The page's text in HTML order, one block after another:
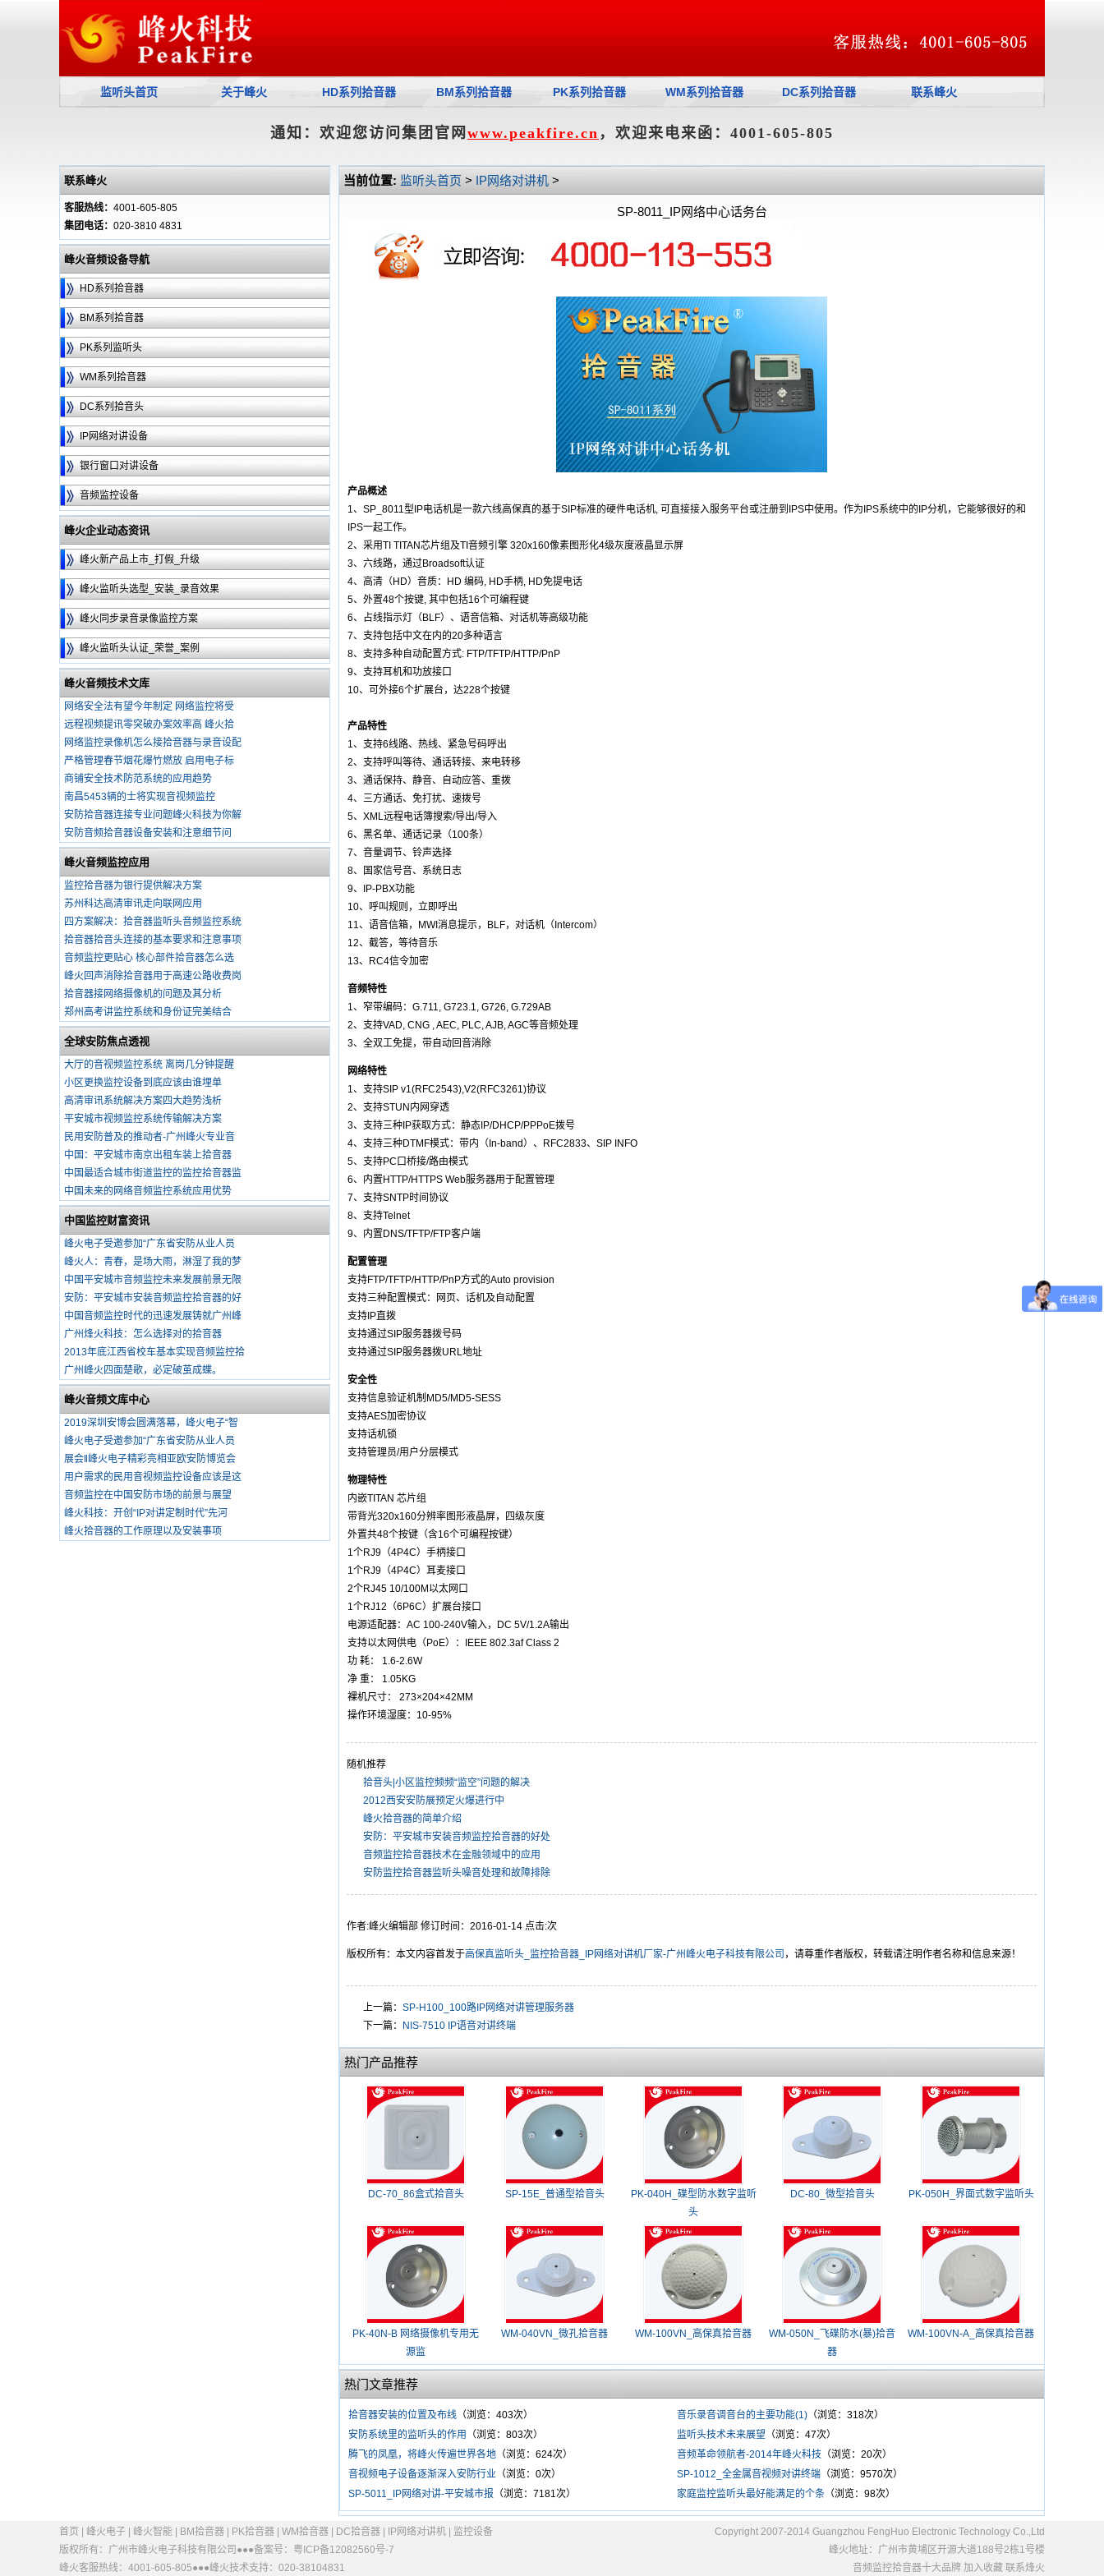
烽火防伪码：
监听头首页 关于峰火 HD系列拾音器 BM系列拾音器 PK系列拾音器 WM系列拾音器 DC系列拾音器 联系峰火
通知：欢迎您访问集团官网 www.peakfire.cn ，欢迎来电来函：4001-605-805
当前位置: 监听头首页 > IP网络对讲机 >
SP-8011_IP网络中心话务台
产品概述
1、SP_8011型IP电话机是一款六线高保真的基于SIP标准的硬件电话机, 可直接接入服务平台或注册到IPS中使用。作为IPS系统中的IP分机，它能够很好的和
IPS一起工作。
2、采用TI TITAN芯片组及TI音频引擎 320x160像素图形化4级灰度液晶显示屏
3、六线路，通过Broadsoft认证
4、高清（HD）音质：HD 编码, HD手柄, HD免提电话
5、外置48个按键, 其中包括16个可编程键
6、占线指示灯（BLF）、语音信箱、对话机等高级功能
7、支持包括中文在内的20多种语言
8、支持多种自动配置方式: FTP/TFTP/HTTP/PnP
9、支持耳机和功放接口
10、可外接6个扩展台，达228个按键
产品特性
1、支持6线路、热线、紧急号码呼出
2、支持呼叫等待、通话转接、来电转移
3、通话保持、静音、自动应答、重拨
4、三方通话、免打扰、速拨号
5、XML远程电话簿搜索/导出/导入
6、黑名单、通话记录（100条）
7、音量调节、铃声选择
8、国家信号音、系统日志
9、IP-PBX功能
10、呼叫规则，立即呼出
11、语音信箱，MWI消息提示，BLF，对话机（Intercom）
12、截答，等待音乐
13、RC4信令加密
音频特性
1、窄带编码：G.711, G723.1, G726, G.729AB
2、支持VAD, CNG , AEC, PLC, AJB, AGC等音频处理
3、全双工免提，带自动回音消除
网络特性
1、支持SIP v1(RFC2543),V2(RFC3261)协议
2、支持STUN内网穿透
3、支持三种IP获取方式：静态IP/DHCP/PPPoE拨号
4、支持三种DTMF模式：带内（In-band）、RFC2833、SIP INFO
5、支持PC口桥接/路由模式
6、内置HTTP/HTTPS Web服务器用于配置管理
7、支持SNTP时间协议
8、支持Telnet
9、内置DNS/TFTP/FTP客户端
配置管理
支持FTP/TFTP/HTTP/PnP方式的Auto provision
支持三种配置模式：网页、话机及自动配置
支持IP直拨
支持通过SIP服务器拨号码
支持通过SIP服务器拨URL地址
安全性
支持信息验证机制MD5/MD5-SESS
支持AES加密协议
支持话机锁
支持管理员/用户分层模式
物理特性
内嵌TITAN 芯片组
带背光320x160分辨率图形液晶屏，四级灰度
外置共48个按键（含16个可编程按键）
1个RJ9（4P4C）手柄接口
1个RJ9（4P4C）耳麦接口
2个RJ45 10/100M以太网口
1个RJ12（6P6C）扩展台接口
电源适配器：AC 100-240V输入，DC 5V/1.2A输出
支持以太网供电（PoE）：IEEE 802.3af Class 2
功 耗： 1.6-2.6W
净 重： 1.05KG
裸机尺寸： 273×204×42MM
操作环境湿度：10-95%
随机推荐
拾音头|小区监控频频“监空”问题的解决
2012西安安防展预定火爆进行中
峰火拾音器的简单介绍
安防：平安城市安装音频监控拾音器的好处
音频监控拾音器技术在金融领域中的应用
安防监控拾音器监听头噪音处理和故障排除
作者:峰火编辑部 修订时间：2016-01-14 点击:次
版权所有：本文内容首发于高保真监听头_监控拾音器_IP网络对讲机厂家-广州峰火电子科技有限公司 ，请尊重作者版权，转载请注明作者名称和信息来源！
上一篇： SP-H100_100路IP网络对讲管理服务器
下一篇：
NIS-7510 IP语音对讲终端
热门产品推荐
DC-70_86盒式拾音头 SP-15E_普通型拾音头
PK-040H_碟型防水数字监听
头
DC-80_微型拾音头 PK-050H_界面式数字监听头
PK-40N-B 网络摄像机专用无
源监
WM-040VN_微孔拾音器 WM-100VN_高保真拾音器
WM-050N_飞碟防水(暴)拾音
器
WM-100VN-A_高保真拾音器
热门文章推荐
拾音器安装的位置及布线 （浏览：403次） 音乐录音调音台的主要功能(1) （浏览：318次）
安防系统里的监听头的作用
（浏览：803次） 监听头技术未来展望 （浏览：47次）
腾飞的凤凰，将峰火传遍世界各地 （浏览：624次） 音频革命领航者-2014年峰火科技 （浏览：20次）
音视频电子设备逐渐深入安防行业 （浏览：0次） SP-1012_全金属音视频对讲终端 （浏览：9570次）
SP-5011_IP网络对讲-平安城市报 （浏览：7181次） 家庭监控监听头最好能满足的个条 （浏览：98次）
联系峰火
客服热线： 4001-605-805
集团电话： 020-3810 4831
峰火音频设备导航
HD系列拾音器
BM系列拾音器
PK系列监听头
WM系列拾音器
DC系列拾音头
IP网络对讲设备
银行窗口对讲设备
音频监控设备
峰火企业动态资讯
峰火新产品上市_打假_升级
峰火监听头选型_安装_录音效果
峰火同步录音录像监控方案
峰火监听头认证_荣誉_案例
峰火音频技术文库
网络安全法有望今年制定 网络监控将受
远程视频提讯零突破办案效率高 峰火拾
网络监控录像机怎么接拾音器与录音设配
严格管理春节烟花爆竹燃放 启用电子标
商铺安全技术防范系统的应用趋势
南昌5453辆的士将实现音视频监控
安防拾音器连接专业问题峰火科技为你解
安防音频拾音器设备安装和注意细节问
峰火音频监控应用
监控拾音器为银行提供解决方案
苏州科达高清审讯走向联网应用
四方案解决：拾音器监听头音频监控系统
拾音器拾音头连接的基本要求和注意事项
音频监控更贴心 核心部件拾音器怎么选
峰火回声消除拾音器用于高速公路收费岗
拾音器接网络摄像机的问题及其分析
郑州高考讲监控系统和身份证完美结合
全球安防焦点透视
大厅的音视频监控系统 离岗几分钟提醒
小区更换监控设备到底应该由谁埋单
高清审讯系统解决方案四大趋势浅析
平安城市视频监控系统传输解决方案
民用安防普及的推动者-广州峰火专业音
中国：平安城市南京出租车装上拾音器
中国最适合城市街道监控的监控拾音器监
中国未来的网络音频监控系统应用优势
中国监控财富资讯
峰火电子受邀参加“广东省安防从业人员
峰火人：青春，是场大雨，淋湿了我的梦
中国平安城市音频监控未来发展前景无限
安防：平安城市安装音频监控拾音器的好
中国音频监控时代的迅速发展铸就广州峰
广州烽火科技：怎么选择对的拾音器
2013年底江西省校车基本实现音频监控拾
广州峰火四面楚歌，必定破茧成蝶。
峰火音频文库中心
2019深圳安博会圆满落幕，峰火电子“智
峰火电子受邀参加“广东省安防从业人员
展会‖峰火电子精彩亮相亚欧安防博览会
用户需求的民用音视频监控设备应该是这
音频监控在中国安防市场的前景与展望
峰火科技：开创“IP对讲定制时代”先河
峰火拾音器的工作原理以及安装事项
首页 峰火电子 峰火智能 BM拾音器 PK拾音器 WM拾音器 DC拾音器 IP网络对讲机
监控设备
版权所有：广州市峰火电子科技有限公司●●●备案号：粤ICP备12082560号-7
峰火客服热线：4001-605-805●●●峰火技术支持：020-38104831
Copyright 2007-2014 Guangzhou FengHuo Electronic Technology Co.,Ltd
峰火地址：广州市黄埔区开源大道188号2栋1号楼
音频监控拾音器十大品牌 加入收藏 联系烽火